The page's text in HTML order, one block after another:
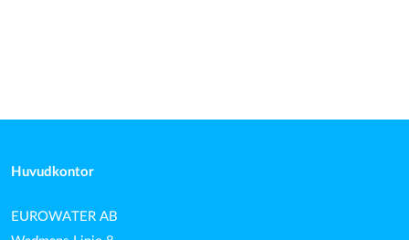
Huvudkontor
EUROWATER AB